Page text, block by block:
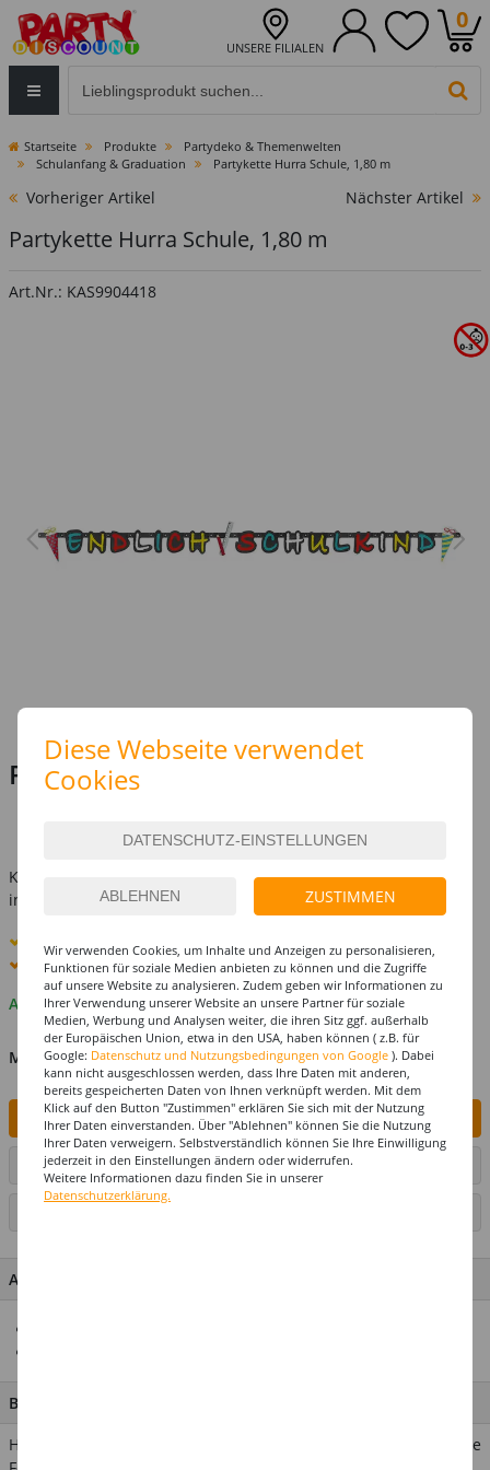
UNSERE FILIALEN
0
Startseite Produkte
Partydeko & Themenwelten
Schulanfang & Graduation
Partykette Hurra Schule, 1,80 m
Vorheriger Artikel Nächster Artikel
Partykette Hurra Schule, 1,80 m
Art.Nr.: KAS9904418
Preis: 7,99 €
inkl. MwSt.zzgl. Versandkosten
Kostenlose Lieferung ab
innerhalb Deutschlands -
Premium-Lieferung verfügbar
Auf Lager
MENGE
IN DEN WARENKORB
ARTIKEL AUF WUNSCHLISTE SETZEN
ARTIKEL MERKMALE & DETAILS
BESCHREIBUNG
Hurra, ich bin ein Schulkind! Das muss gefeiert werden! Für Ihre
Diese Webseite verwendet
Cookies
ZUSTIMMEN
Wir verwenden Cookies, um Inhalte und Anzeigen zu personalisieren,
Funktionen für soziale Medien anbieten zu können und die Zugriffe
auf unsere Website zu analysieren. Zudem geben wir Informationen zu
Ihrer Verwendung unserer Website an unsere Partner für soziale
Medien, Werbung und Analysen weiter, die ihren Sitz ggf. außerhalb
der Europäischen Union, etwa in den USA, haben können ( z.B. für
Google: Datenschutz und Nutzungsbedingungen von Google ). Dabei
kann nicht ausgeschlossen werden, dass Ihre Daten mit anderen,
bereits gespeicherten Daten von Ihnen verknüpft werden. Mit dem
Klick auf den Button "Zustimmen" erklären Sie sich mit der Nutzung
Ihrer Daten einverstanden. Über "Ablehnen" können Sie die Nutzung
Ihrer Daten verweigern. Selbstverständlich können Sie Ihre Einwilligung
jederzeit in den Einstellungen ändern oder widerrufen.
Weitere Informationen dazu finden Sie in unserer
Datenschutzerklärung.